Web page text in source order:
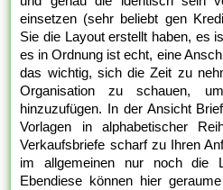
einsetzen (sehr beliebt gen
Sie die Layout erstellt haben, es
es in Ordnung ist echt, eine
das wichtig, sich die Zeit zu
Organisation zu schauen,
hinzuzufügen. In der Ansicht
Vorlagen in alphabetischer
Verkaufsbriefe scharf zu Ihren
im allgemeinen nur noch die
Ebendiese können hier